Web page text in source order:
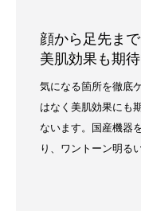
顔から足先まで
美肌効果も期
気になる箇所を徹底
はなく美肌効果にも
ないます。国産機器
り、ワントーン明る